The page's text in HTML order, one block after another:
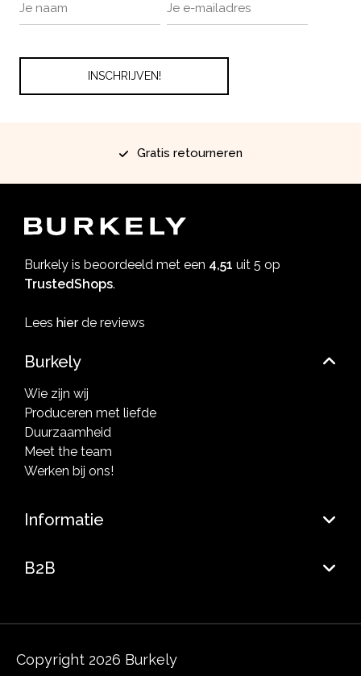
Gratis retourneren
Burkely is beoordeeld met een 4,51 uit 5 op
TrustedShops.
Lees hierde reviews
Burkely
Wie zijn wij
Produceren met liefde
Duurzaamheid
Meet the team
Werken bij ons!
Informatie
B2B
Copyright 2026 Burkely